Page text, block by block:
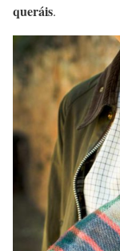
queráis.